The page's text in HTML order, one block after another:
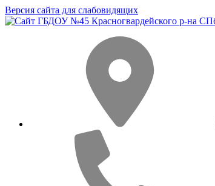
Версия сайта для слабовидящих